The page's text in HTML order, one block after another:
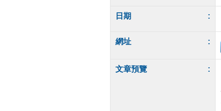
日期 :
網址 :
文章預覽 :